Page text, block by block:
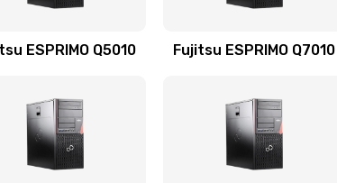
ESPRIMO Q5010 Fujitsu ESPRIMO Q7010